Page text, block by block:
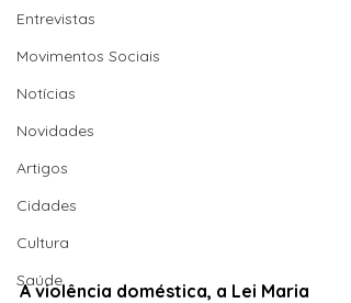
Entrevistas
Movimentos Sociais
Notícias
Novidades
Artigos
Cidades
Cultura
Saúde
A violência doméstica, a Lei Maria